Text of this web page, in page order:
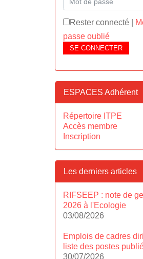
Rester connecté
passe oublié
SE CONNECTER
ESPACES Adhérent
Répertoire ITPE
Accès membre
Inscription
Les derniers articles
RIFSEEP : note de
2026 à l'Ecologie
03/08/2026
Emplois de cadres
liste des postes
30/07/2026